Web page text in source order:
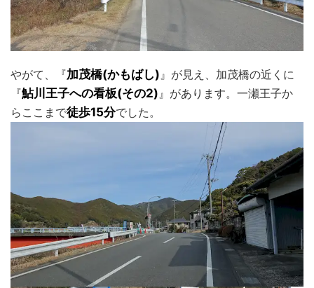
やがて、『加茂橋(かもばし)』が見え、加茂橋の近くに
『鮎川王子への看板(その2)』があります。一瀬王子か
らここまで徒歩15分でした。